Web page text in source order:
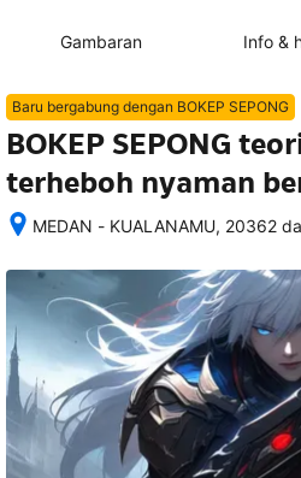
Gambaran Info &
Baru bergabung dengan BOKEP SEPONG
BOKEP SEPONG
terheboh nyaman
MEDAN - KUALANAMU, 20362
memesan,
semua
rincian
akomodasi
termasuk
nomor
telepon
dan
alamat